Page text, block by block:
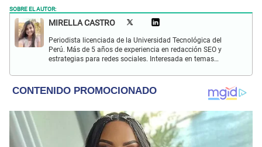
SOBRE EL AUTOR:
MIRELLA CASTRO
Periodista licenciada de la Universidad Tecnológica del
Perú. Más de 5 años de experiencia en redacción SEO y
estrategias para redes sociales. Interesada en temas
música.